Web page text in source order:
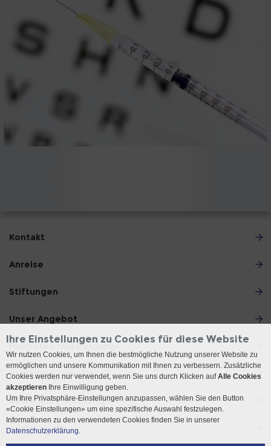
Kontakt
Anreise
Stiftungen
Unser Angebot
Patienten und Besucher
Ärzte und Zuweiser
Lehre und Forschung
Social Media
Ihre Einstellungen zu Cookies für diese Website
Wir nutzen Cookies, um Ihnen die bestmögliche Nutzung unserer Website zu
ermöglichen und unsere Kommunikation mit Ihnen zu verbessern. Zusätzliche
Cookies werden nur verwendet, wenn Sie uns durch Klicken aufAlle Cookies
akzeptieren Ihre Einwilligung geben.
Um Ihre Privatsphäre-Einstellungen anzupassen, wählen Sie den Button
«Cookie Einstellungen» um eine spezifische Auswahl festzulegen.
Informationen zu den verwendeten Cookies finden Sie in unserer
Datenschutzerklärung.